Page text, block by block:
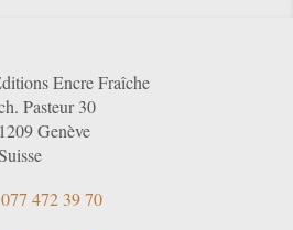
Encre Fraîche
Pasteur 30
Genève
077 472 39 70